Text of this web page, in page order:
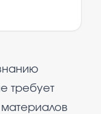
требует
материалов